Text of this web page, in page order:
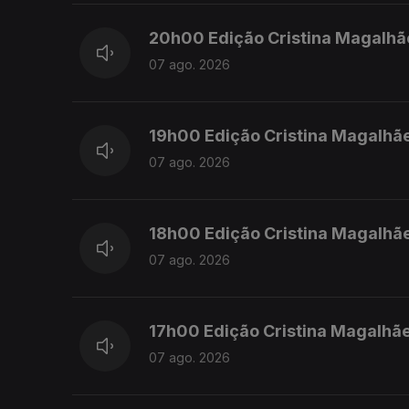
20h00 Edição Cristina
07 ago. 2026
19h00 Edição Cristina
07 ago. 2026
18h00 Edição Cristina
07 ago. 2026
17h00 Edição Cristina
07 ago. 2026